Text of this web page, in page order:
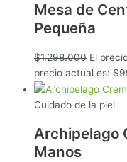
Mesa de
Pequeña
$1.298.000 El
precio actual es:
Cuidado de la piel
Archipelago
Manos